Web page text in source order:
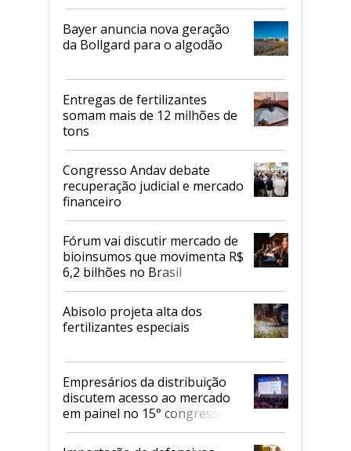
Bayer anuncia nova geração
da Bollgard para o algodão
Entregas de fertilizantes
somam mais de 12 milhões de
tons
Congresso Andav debate
recuperação judicial e mercado
financeiro
Fórum vai discutir mercado de
bioinsumos que movimenta R$
6,2 bilhões no Brasil
Abisolo projeta alta dos
fertilizantes especiais
Empresários da distribuição
discutem acesso ao mercado
em painel no 15° congresso
Andav